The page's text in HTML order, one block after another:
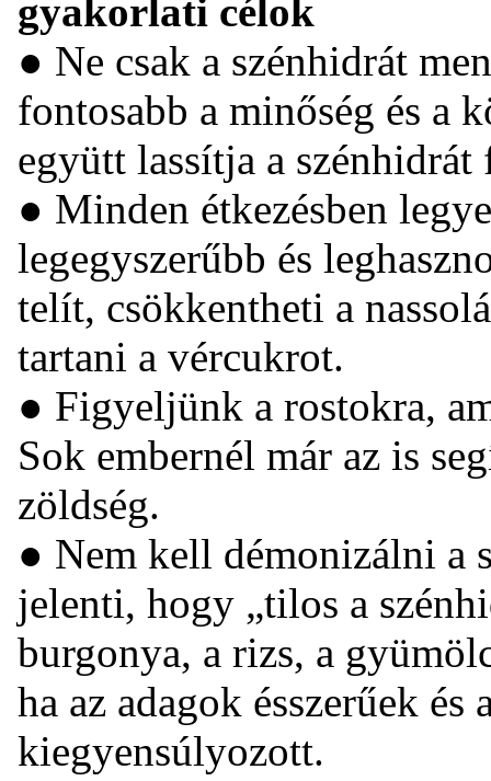
gyakorlati célok
● Ne csak a szénhidrát
fontosabb a minőség és a
együtt lassítja a szénhidrát
● Minden étkezésben
legegyszerűbb és
telít, csökkentheti a
tartani a vércukrot.
● Figyeljünk a rostokra,
Sok embernél már az is
zöldség.
● Nem kell démonizálni a
jelenti, hogy „tilos a
burgonya, a rizs, a
ha az adagok ésszerűek és
kiegyensúlyozott.